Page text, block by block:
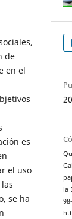
de
en el
es
el uso
se ha
la